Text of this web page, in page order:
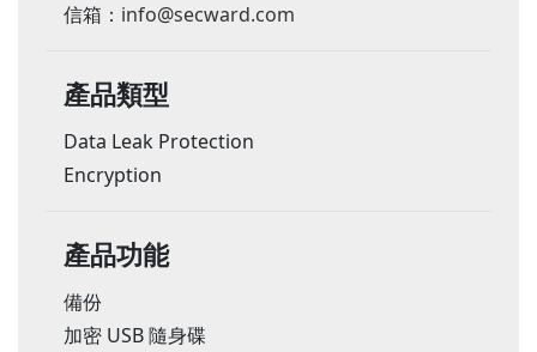
信箱： info@secward.com
產品類型
Data Leak Protection
Encryption
產品功能
備份
加密 USB 隨身碟